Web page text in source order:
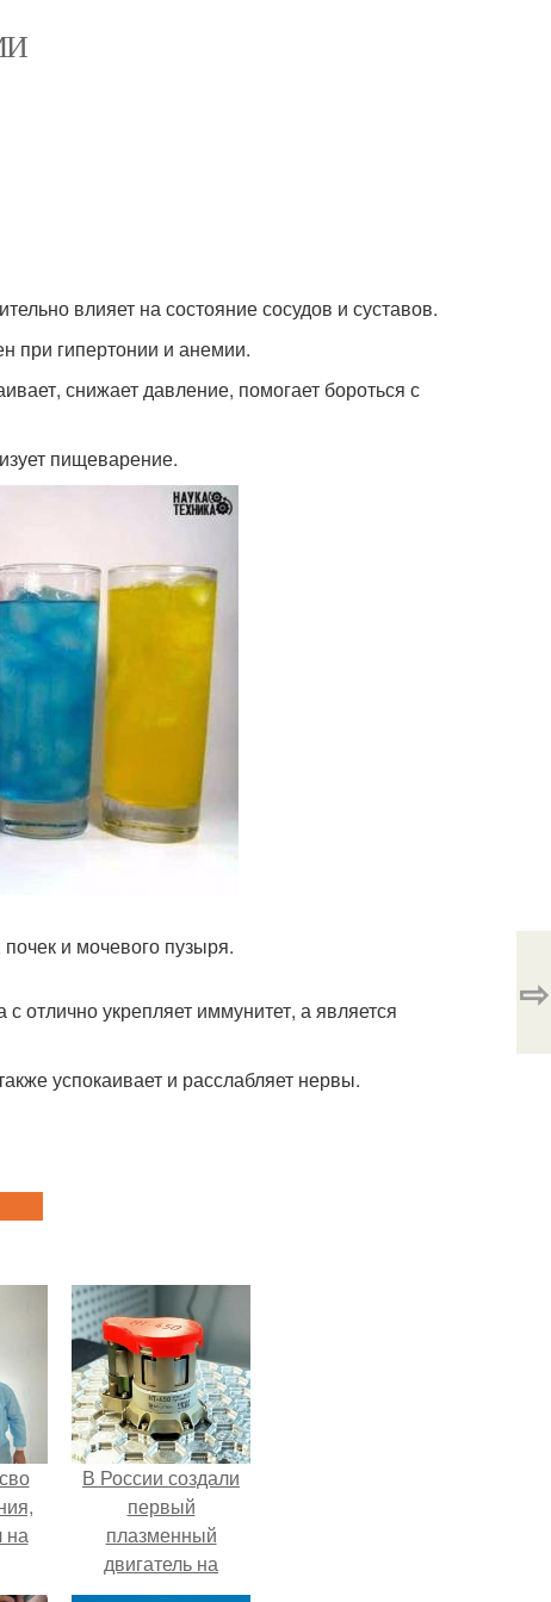
влияет на состояние сосудов и суставов.
при гипертонии и анемии.
снижает давление, помогает бороться с
пищеварение.
и мочевого пузыря.
укрепляет иммунитет, а является
успокаивает и расслабляет нервы.
⇨
на
В России создали
первый
плазменный
двигатель на
криптоне.